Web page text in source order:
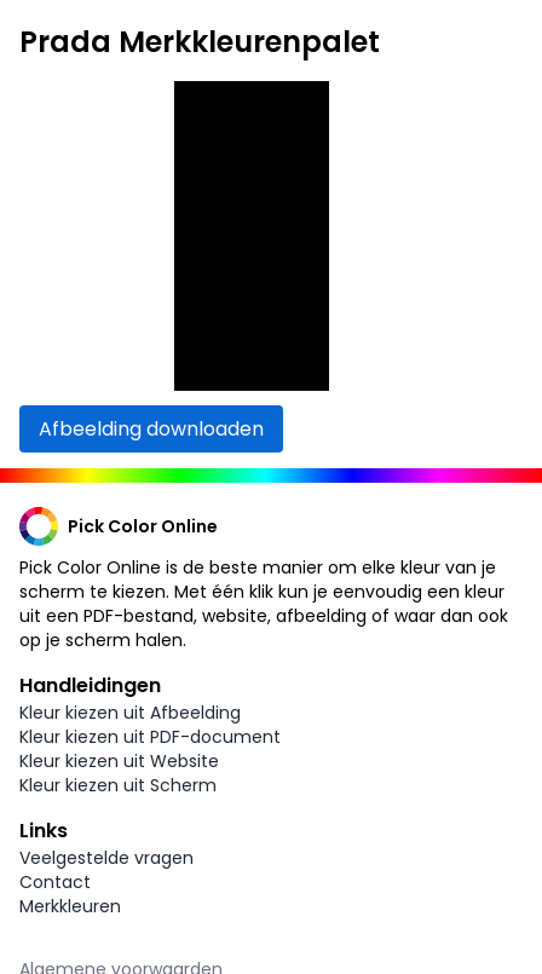
Prada Merkkleurenpalet
Afbeelding downloaden
Pick Color Online
Pick Color Online is de beste manier om elke kleur van je
scherm te kiezen. Met één klik kun je eenvoudig een kleur
uit een PDF-bestand, website, afbeelding of waar dan ook
op je scherm halen.
Handleidingen
Kleur kiezen uit Afbeelding
Kleur kiezen uit PDF-document
Kleur kiezen uit Website
Kleur kiezen uit Scherm
Links
Veelgestelde vragen
Contact
Merkkleuren
Algemene voorwaarden